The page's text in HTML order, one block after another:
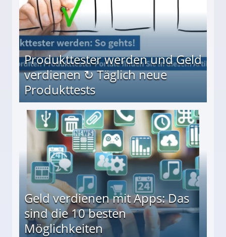
Produkttester werden und Geld
verdienen ↻ Täglich neue
Produkttests
↻ Täglich neue Produkttests
Geld verdienen mit Apps: Das
sind die 10 besten
Möglichkeiten